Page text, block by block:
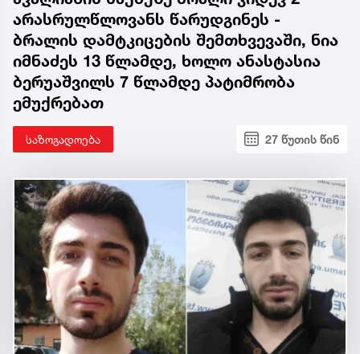
არასრულწლოვანს წარუდგინეს -
ბრალის დამტკიცების შემთხვევაში, ნია
იმნაძეს 13 წლამდე, ხოლო ანასტასია
ბერუაშვილს 7 წლამდე პატიმრობა
ემუქრებათ
საზოგადოება 27 წუთის წინ